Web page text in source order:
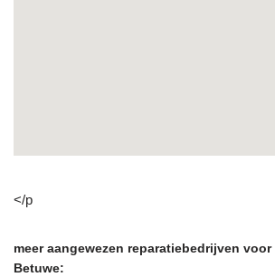
</p
meer aangewezen reparatiebedrijven
Betuwe: